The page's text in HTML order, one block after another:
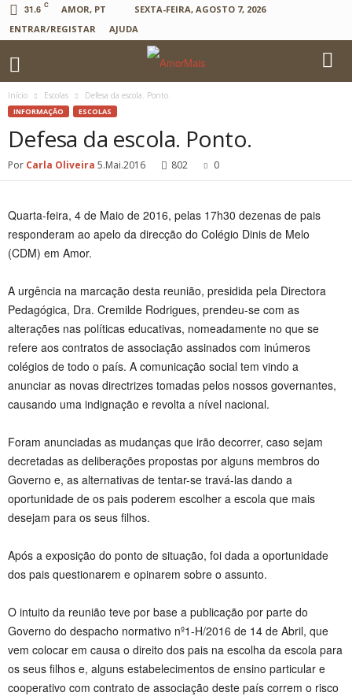
31.6 C AMOR, PT
SEXTA-FEIRA, AGOSTO 7, 2026
ENTRAR/REGISTAR
AJUDA
Início Escolas Defesa da escola. Ponto.
INFORMAÇÃO ESCOLAS
Defesa da escola. Ponto.
Por Carla Oliveira 5.Mai.2016 802 0
Quarta-feira, 4 de Maio de 2016, pelas 17h30 dezenas de pais
responderam ao apelo da direcção do Colégio Dinis de Melo
(CDM) em Amor.
A urgência na marcação desta reunião, presidida pela Directora
Pedagógica, Dra. Cremilde Rodrigues, prendeu-se com as
alterações nas políticas educativas, nomeadamente no que se
refere aos contratos de associação assinados com inúmeros
colégios de todo o país. A comunicação social tem vindo a
anunciar as novas directrizes tomadas pelos nossos governantes,
causando uma indignação e revolta a nível nacional.
Foram anunciadas as mudanças que irão decorrer, caso sejam
decretadas as deliberações propostas por alguns membros do
Governo e, as alternativas de tentar-se travá-las dando a
oportunidade de os pais poderem escolher a escola que mais
desejam para os seus filhos.
Após a exposição do ponto de situação, foi dada a oportunidade
dos pais questionarem e opinarem sobre o assunto.
O intuito da reunião teve por base a publicação por parte do
Governo do despacho normativo nº1-H/2016 de 14 de Abril, que
vem colocar em causa o direito dos pais na escolha da escola para
os seus filhos e, alguns estabelecimentos de ensino particular e
cooperativo com contrato de associação deste país correm o risco